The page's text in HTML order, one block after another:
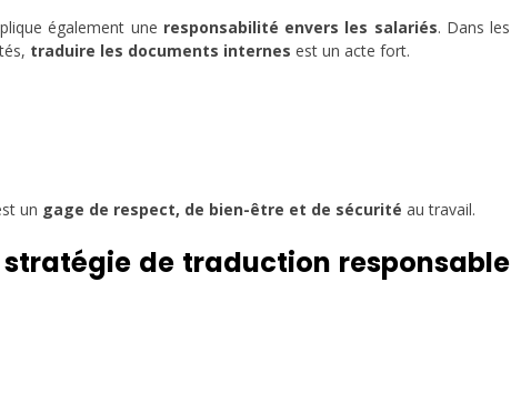
également une responsabilité envers les salariés. Dans les
traduire les documents internes est un acte fort.
un gage de respect, de bien-être et de sécurité au travail.
de traduction responsable